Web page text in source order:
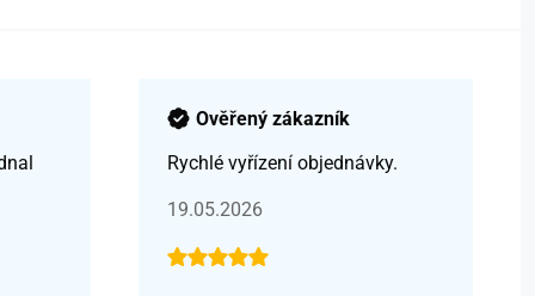
Ověřený zákazník
Rychlé vyřízení objednávky.
19.05.2026